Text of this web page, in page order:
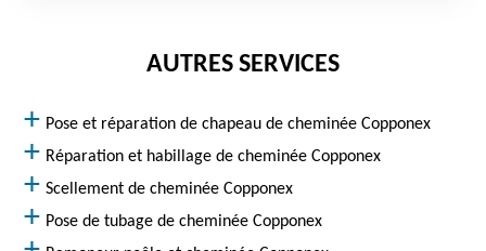
AUTRES SERVICES
Pose et réparation de chapeau de cheminée Copponex
Réparation et habillage de cheminée Copponex
Scellement de cheminée Copponex
Pose de tubage de cheminée Copponex